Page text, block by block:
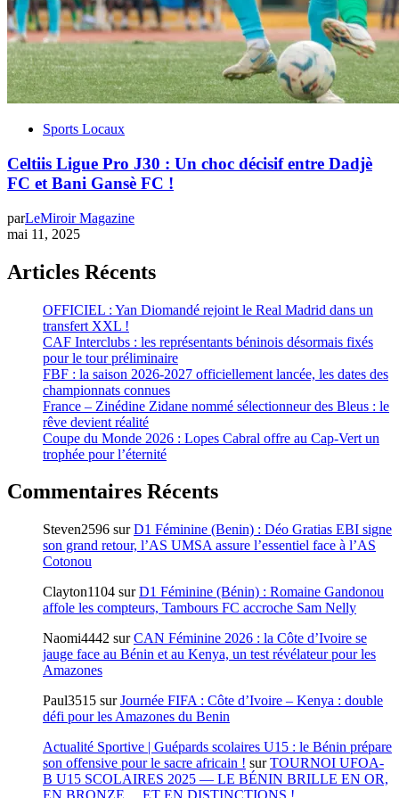
Sports Locaux
Celtiis Ligue Pro J30 : Un choc décisif entre Dadjè
FC et Bani Gansè FC !
parLeMiroir Magazine
mai 11, 2025
Articles Récents
OFFICIEL : Yan Diomandé rejoint le Real Madrid dans un
transfert XXL !
CAF Interclubs : les représentants béninois désormais fixés
pour le tour préliminaire
FBF : la saison 2026-2027 officiellement lancée, les dates des
championnats connues
France – Zinédine Zidane nommé sélectionneur des Bleus : le
rêve devient réalité
Coupe du Monde 2026 : Lopes Cabral offre au Cap-Vert un
trophée pour l’éternité
Commentaires Récents
Steven2596 surD1 Féminine (Benin) : Déo Gratias EBI signe
son grand retour, l’AS UMSA assure l’essentiel face à l’AS
Cotonou
Clayton1104 surD1 Féminine (Bénin) : Romaine Gandonou
affole les compteurs, Tambours FC accroche Sam Nelly
Naomi4442 surCAN Féminine 2026 : la Côte d’Ivoire se
jauge face au Bénin et au Kenya, un test révélateur pour les
Amazones
Paul3515 surJournée FIFA : Côte d’Ivoire – Kenya : double
défi pour les Amazones du Benin
Actualité Sportive | Guépards scolaires U15 : le Bénin prépare
son offensive pour le sacre africain ! surTOURNOI UFOA-
B U15 SCOLAIRES 2025 — LE BÉNIN BRILLE EN OR,